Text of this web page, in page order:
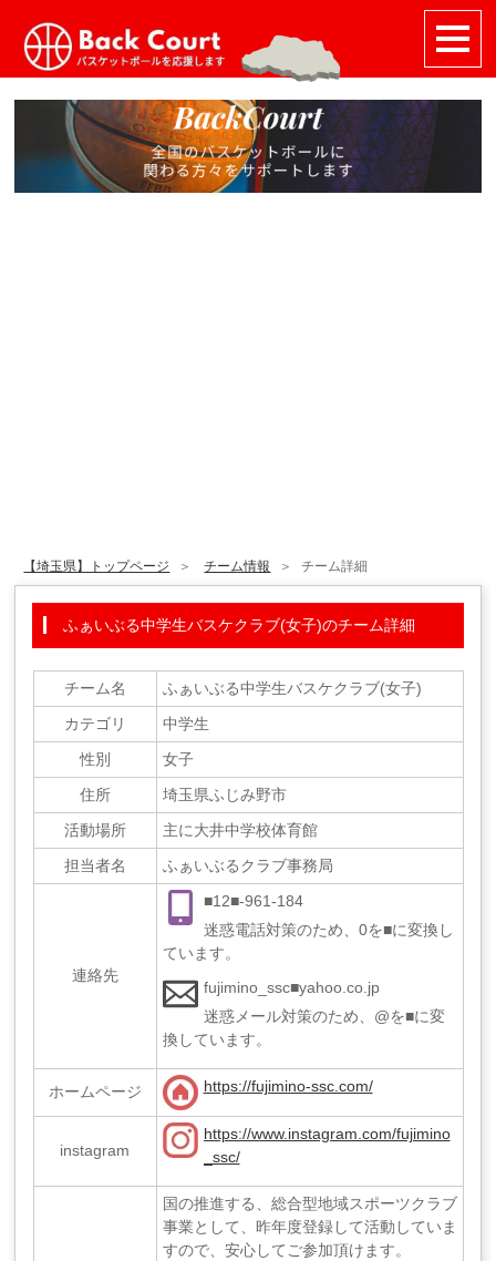
【埼玉県】トップページ チーム情報 チーム詳細
ふぁいぶる中学生バスケクラブ(女子)のチーム詳細
チーム名
ふぁいぶる中学生バスケクラブ(女子)
カテゴリ
中学生
性別
女子
住所
埼玉県ふじみ野市
活動場所
主に大井中学校体育館
担当者名
ふぁいぶるクラブ事務局
連絡先
■12■-961-184
迷惑電話対策のため、0を■に変換し
ています。
fujimino_ssc■yahoo.co.jp
迷惑メール対策のため、@を■に変
換しています。
ホームページ https://fujimino-ssc.com/
instagram
https://www.instagram.com/fujimino
_ssc/
国の推進する、総合型地域スポーツクラブ
事業として、昨年度登録して活動していま
すので、安心してご参加頂けます。